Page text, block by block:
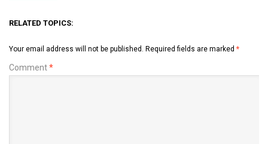
RELATED TOPICS:
Your email address will not be published. Required fields are marked *
Comment*